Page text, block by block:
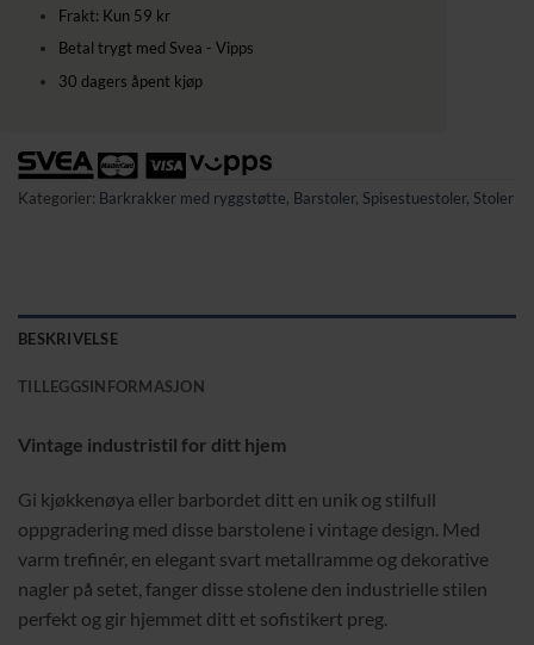
Frakt: Kun 59 kr
Betal trygt med Svea - Vipps
30 dagers åpent kjøp
Kategorier: Barkrakker med ryggstøtte, Barstoler, Spisestuestoler, Stoler
BESKRIVELSE
TILLEGGSINFORMASJON
Vintage industristil for ditt hjem
Gi kjøkkenøya eller barbordet ditt en unik og stilfull
oppgradering med disse barstolene i vintage design. Med
varm trefinér, en elegant svart metallramme og dekorative
nagler på setet, fanger disse stolene den industrielle stilen
perfekt og gir hjemmet ditt et sofistikert preg.